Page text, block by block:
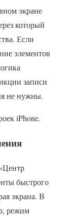
экране
который
Если
элементов
записи
не нужны.
iPhone.
быстрого
экрана. В
режим